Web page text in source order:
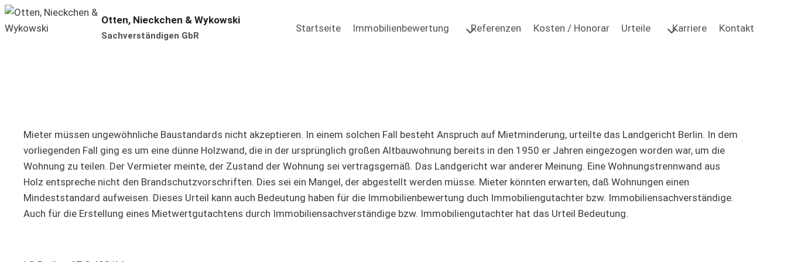
Zum
Inhalt
Otten, Nieckchen & Wykowski
Sachverständigen GbR
Startseite Immobilienbewertung Referenzen Kosten / Honorar Urteile Karriere Kontakt
Mieter müssen ungewöhnliche Baustandards nicht akzeptieren. In einem solchen Fall besteht Anspruch auf Mietminderung, urteilte das Landgericht Berlin. In dem
vorliegenden Fall ging es um eine dünne Holzwand, die in der ursprünglich großen Altbauwohnung bereits in den 1950 er Jahren eingezogen worden war, um die
Wohnung zu teilen. Der Vermieter meinte, der Zustand der Wohnung sei vertragsgemäß. Das Landgericht war anderer Meinung. Eine Wohnungstrennwand aus
Holz entspreche nicht den Brandschutzvorschriften. Dies sei ein Mangel, der abgestellt werden müsse. Mieter könnten erwarten, daß Wohnungen einen
Mindeststandard aufweisen. Dieses Urteil kann auch Bedeutung haben für die Immobilienbewertung duch Immobiliengutachter bzw. Immobiliensachverständige.
Auch für die Erstellung eines Mietwertgutachtens durch Immobiliensachverständige bzw. Immobiliengutachter hat das Urteil Bedeutung.